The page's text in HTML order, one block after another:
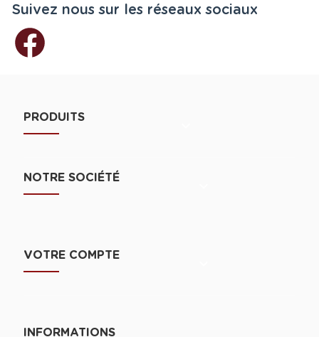
Suivez nous sur les réseaux sociaux
PRODUITS
NOTRE SOCIÉTÉ
VOTRE COMPTE
INFORMATIONS